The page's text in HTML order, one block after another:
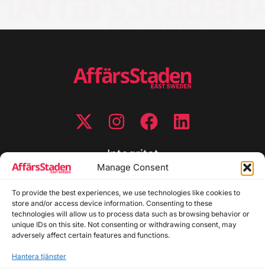
Manage Consent
To provide the best experiences, we use technologies like cookies to
store and/or access device information. Consenting to these
technologies will allow us to process data such as browsing behavior or
unique IDs on this site. Not consenting or withdrawing consent, may
adversely affect certain features and functions.
Hantera tjänster
Integritet
Cookiepolicy
Disclaimer
Redaktionell policy
Utgivarinformation